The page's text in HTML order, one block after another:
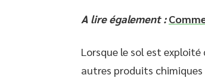
A lire également :
Lorsque le sol est
autres produits